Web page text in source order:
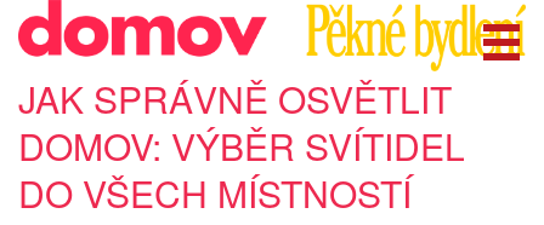
JAK SPRÁVNĚ OSVĚTLIT
DOMOV: VÝBĚR SVÍTIDEL
DO VŠECH MÍSTNOSTÍ